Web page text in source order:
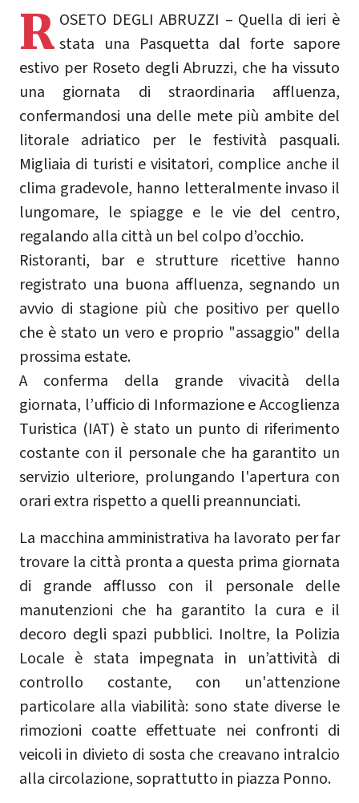
R OSETO DEGLI ABRUZZI – Quella di ieri è
stata una Pasquetta dal forte sapore
estivo per Roseto degli Abruzzi, che ha vissuto
una giornata di straordinaria affluenza,
confermandosi una delle mete più ambite del
litorale adriatico per le festività pasquali.
Migliaia di turisti e visitatori, complice anche il
clima gradevole, hanno letteralmente invaso il
lungomare, le spiagge e le vie del centro,
regalando alla città un bel colpo d’occhio.
Ristoranti, bar e strutture ricettive hanno
registrato una buona affluenza, segnando un
avvio di stagione più che positivo per quello
che è stato un vero e proprio "assaggio" della
prossima estate.
A conferma della grande vivacità della
giornata, l’ufficio di Informazione e Accoglienza
Turistica (IAT) è stato un punto di riferimento
costante con il personale che ha garantito un
servizio ulteriore, prolungando l'apertura con
orari extra rispetto a quelli preannunciati.
La macchina amministrativa ha lavorato per far
trovare la città pronta a questa prima giornata
di grande afflusso con il personale delle
manutenzioni che ha garantito la cura e il
decoro degli spazi pubblici. Inoltre, la Polizia
Locale è stata impegnata in un’attività di
controllo costante, con un'attenzione
particolare alla viabilità: sono state diverse le
rimozioni coatte effettuate nei confronti di
veicoli in divieto di sosta che creavano intralcio
alla circolazione, soprattutto in piazza Ponno.